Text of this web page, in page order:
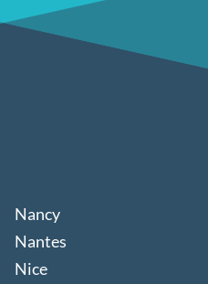
Nancy
Nantes
Nice